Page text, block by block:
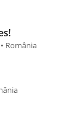
România